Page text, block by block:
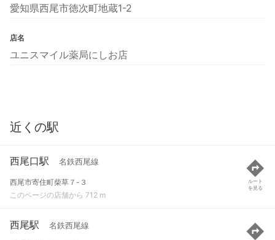
愛知県西尾市徳次町地蔵1-2
店名
ユニスマイル薬局にしお店
近くの駅
西尾口駅 名鉄西尾線
西尾市寄住町柴草７-３
このページの店舗から 712 m
ルート
を見る
西尾駅 名鉄西尾線